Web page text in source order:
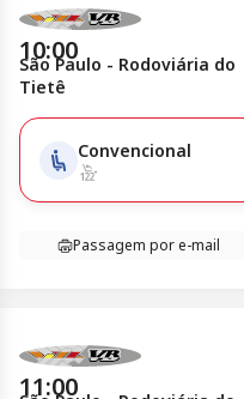
10:00
São Paulo - Rodoviária do
Tietê
Convencional
Passagem por e-mail
11:00